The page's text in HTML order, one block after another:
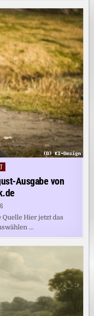
Ausgabe von
Hier jetzt das
…